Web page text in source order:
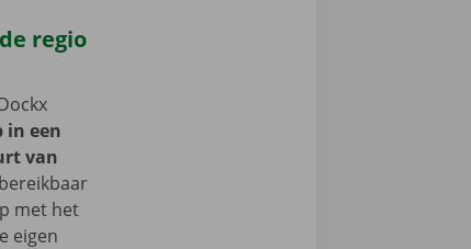
regio
in een
van
met het
eigen